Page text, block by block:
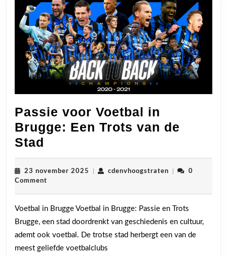
Passie voor Voetbal in
Brugge: Een Trots van de
Stad
voor
Voetbal
in
Brugge:
Een
Trots
van
23 november 2025 cdenvhoogstraten
0
Comment
Voetbal in Brugge Voetbal in Brugge: Passie en Trots
Brugge, een stad doordrenkt van geschiedenis en cultuur,
ademt ook voetbal. De trotse stad herbergt een van de
meest geliefde voetbalclubs